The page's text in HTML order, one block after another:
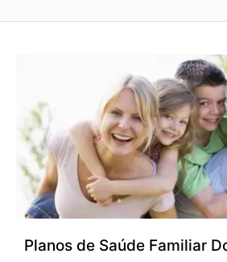
Planos de Saúde Familiar